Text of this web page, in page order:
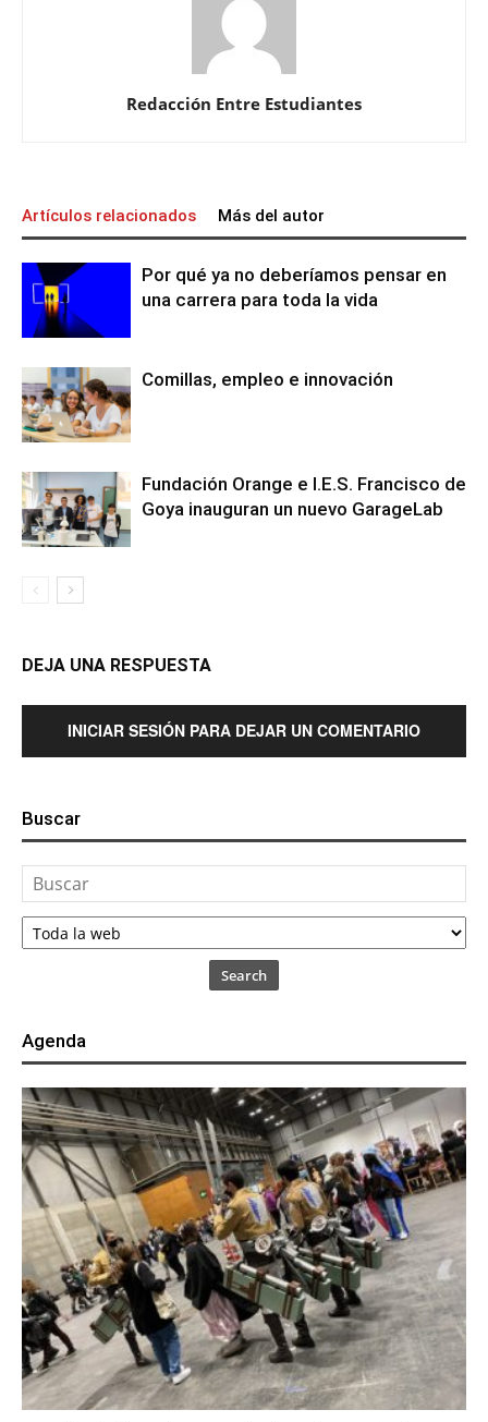
Redacción Entre Estudiantes
Artículos relacionados Más del autor
Por qué ya no deberíamos pensar en
una carrera para toda la vida
Comillas, empleo e innovación
Fundación Orange e I.E.S. Francisco de
Goya inauguran un nuevo GarageLab
DEJA UNA RESPUESTA
INICIAR SESIÓN PARA DEJAR UN COMENTARIO
Buscar
Search
Agenda